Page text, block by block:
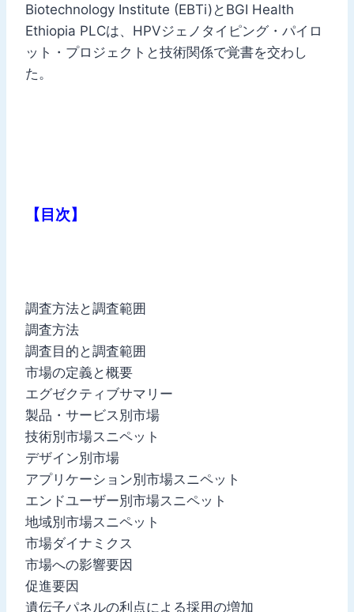
Biotechnology Institute (EBTi)とBGI Health
Ethiopia PLCは、HPVジェノタイピング・パイロ
ット・プロジェクトと技術関係で覚書を交わし
た。
【目次】
調査方法と調査範囲
調査方法
調査目的と調査範囲
市場の定義と概要
エグゼクティブサマリー
製品・サービス別市場
技術別市場スニペット
デザイン別市場
アプリケーション別市場スニペット
エンドユーザー別市場スニペット
地域別市場スニペット
市場ダイナミクス
市場への影響要因
促進要因
遺伝子パネルの利点による採用の増加